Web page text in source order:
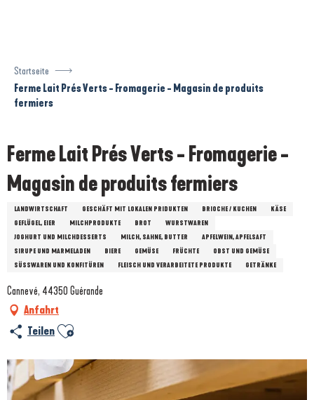
Startseite
Ferme Lait Prés Verts - Fromagerie - Magasin de produits
fermiers
Ferme Lait Prés Verts - Fromagerie -
Magasin de produits fermiers
LANDWIRTSCHAFT GESCHÄFT MIT LOKALEN PRIDUKTEN BRIOCHE / KUCHEN
KÄSE
GEFLÜGEL, EIER
MILCHPRODUKTE BROT
WURSTWAREN
JOGHURT UND MILCHDESSERTS
MILCH, SAHNE, BUTTER
APFELWEIN, APFELSAFT
SIRUPE UND MARMELADEN
BIERE GEMÜSE FRÜCHTE
OBST UND GEMÜSE
SÜSSWAREN UND KONFITÜREN
FLEISCH UND VERARBEITETE PRODUKTE GETRÄNKE
Cannevé, 44350 Guérande
Anfahrt
Teilen Ajouter aux favoris